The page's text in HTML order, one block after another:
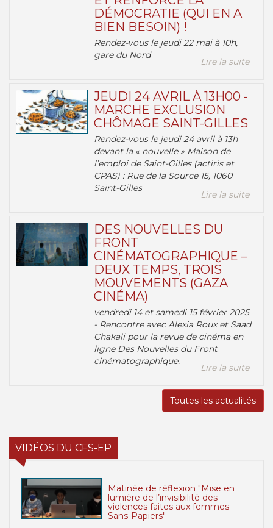
DÉMOCRATIE (QUI EN A
BIEN BESOIN) !
Rendez-vous le jeudi 22 mai à 10h,
gare du Nord
Lire la suite
JEUDI 24 AVRIL À 13H00 -
MARCHE EXCLUSION
CHÔMAGE SAINT-GILLES
Rendez-vous le jeudi 24 avril à 13h
devant la « nouvelle » Maison de
l’emploi de Saint-Gilles (actiris et
CPAS) : Rue de la Source 15, 1060
Saint-Gilles
Lire la suite
DES NOUVELLES DU
FRONT
CINÉMATOGRAPHIQUE –
DEUX TEMPS, TROIS
MOUVEMENTS (GAZA
CINÉMA)
vendredi 14 et samedi 15 février 2025
- Rencontre avec Alexia Roux et Saad
Chakali pour la revue de cinéma en
ligne Des Nouvelles du Front
cinématographique.
Lire la suite
Toutes les actualités
VIDÉOS DU CFS-EP
Matinée de réflexion "Mise en
lumière de l’invisibilité des
violences faites aux femmes
Sans-Papiers"